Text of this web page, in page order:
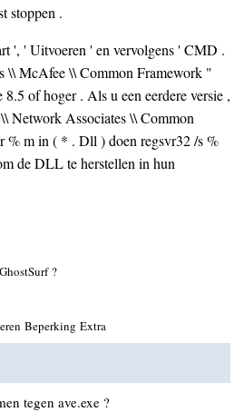
stoppen .
', ' Uitvoeren ' en vervolgens ' CMD .
\\ McAfee \\ Common Framework "
of hoger . Als u een eerdere versie ,
Network Associates \\ Common
% m in ( * . Dll ) doen regsvr32 /s %
de DLL te herstellen in hun
?
Beperking Extra
tegen ave.exe ?